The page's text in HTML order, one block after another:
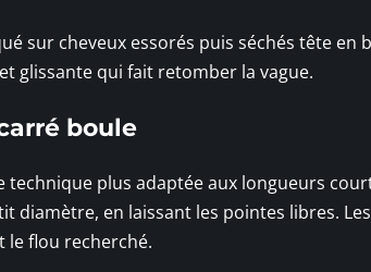
sur cheveux essorés puis séchés tête en
glissante qui fait retomber la vague.
boule
plus adaptée aux longueurs
diamètre, en laissant les pointes libres.
le flou recherché.